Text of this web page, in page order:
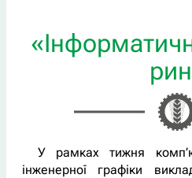
У рамках тижня
інженерної графіки